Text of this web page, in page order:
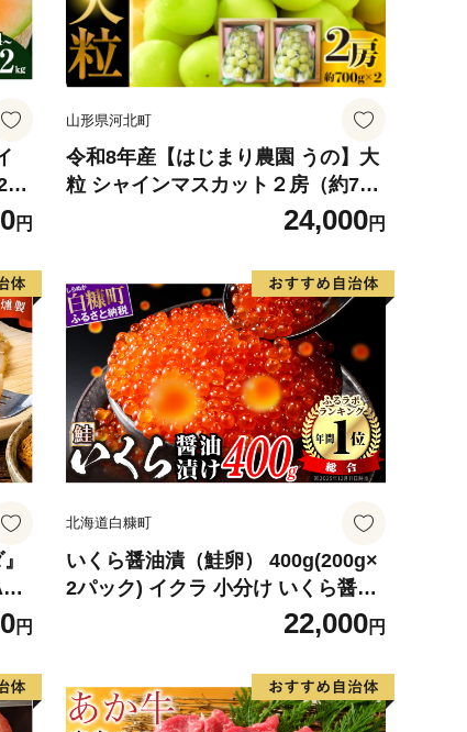
玉
ろ
円
山形県河北町
令和8年産【はじまり農園 うの】大
粒 シャインマスカット２房（約700
g×2房） 山形県河北町産 【河北町
観光物産協会】 ka002-004-r8
24,000円
1
円
北海道白糠町
いくら醤油漬（鮭卵） 400g(200g×
2パック) イクラ 小分け いくら醤油
漬 鮭いくら いくら醤油漬け 鮭 鮭卵
ikura 醤油いくら 冷凍いくら いく
ら北海道 醤油鮭いくら 人気 大好評
品 北海道 白糠町
22,000円